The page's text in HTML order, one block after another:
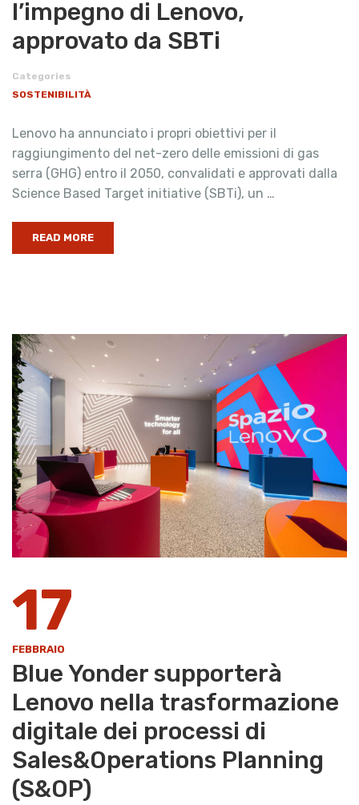
l’impegno di Lenovo,
approvato da SBTi
Categories
SOSTENIBILITÀ
Lenovo ha annunciato i propri obiettivi per il
raggiungimento del net-zero delle emissioni di gas
serra (GHG) entro il 2050, convalidati e approvati dalla
Science Based Target initiative (SBTi), un …
READ MORE
17
FEBBRAIO
Blue Yonder supporterà
Lenovo nella trasformazione
digitale dei processi di
Sales&Operations Planning
(S&OP)